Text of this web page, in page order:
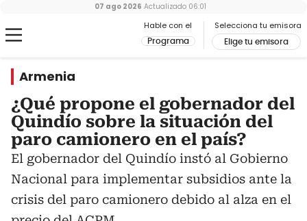
Hable con el
Programa
Selecciona tu emisora
Elige tu emisora
07 ago 2026 Actualizado 06:01
Armenia
¿Qué propone el gobernador del
Quindío sobre la situación del
paro camionero en el país?
El gobernador del Quindío instó al Gobierno
Nacional para implementar subsidios ante la
crisis del paro camionero debido al alza en el